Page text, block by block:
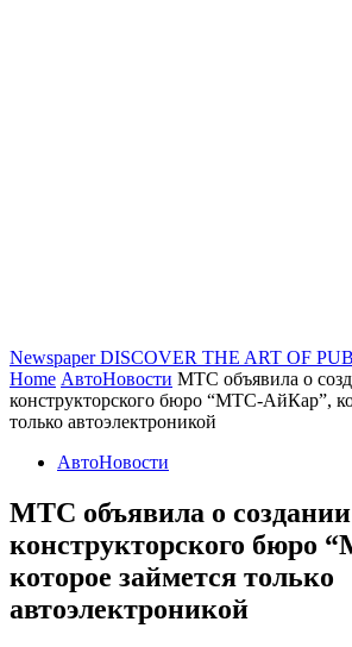
Newspaper DISCOVER THE ART OF
Home АвтоНовости МТС объявила о
конструкторского бюро “МТС-АйКар”,
только автоэлектроникой
АвтоНовости
МТС объявила о создании
конструкторского бюро
которое займется только
автоэлектроникой